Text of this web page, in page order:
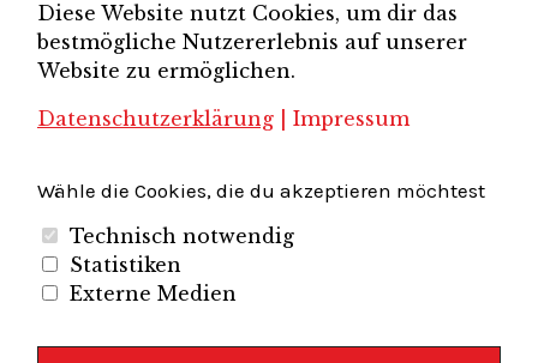
Brandenburg-Berlin e.V.
Unternehmerverband Sachsen e.V. Unternehmervereinigung Uckermark
Unternehmervereinigung Uckermark e.V.
Wirtschaftshof Spandau e.V. Volkswirtschaftlicher Dialog
Unternehmerverband Brandenburg-Berlin e.V.
Diese Website nutzt Cookies, um dir das
bestmögliche Nutzererlebnis auf unserer
Website zu ermöglichen.
Datenschutzerklärung
Impressum
Wähle die Cookies, die du akzeptieren möchtest
Technisch notwendig
Statistiken
Externe Medien